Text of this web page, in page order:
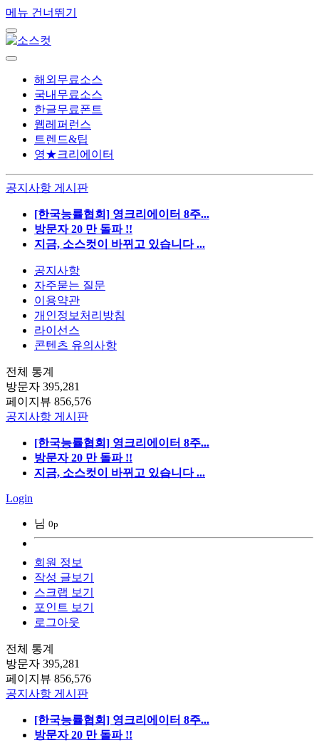
메뉴 건너뛰기
해외무료소스
국내무료소스
한글무료폰트
웹레퍼런스
트렌드&팁
영★크리에이터
공지사항 게시판
[한국능률협회] 영크리에이터 8주...
방문자 20 만 돌파 !!
지금, 소스컷이 바뀌고 있습니다 ...
공지사항
자주묻는 질문
이용약관
개인정보처리방침
라이선스
콘텐츠 유의사항
전체 통계
방문자 395,281
페이지뷰 856,576
공지사항 게시판
[한국능률협회] 영크리에이터 8주...
방문자 20 만 돌파 !!
지금, 소스컷이 바뀌고 있습니다 ...
Login
님 0p
회원 정보
작성 글보기
스크랩 보기
포인트 보기
로그아웃
전체 통계
방문자 395,281
페이지뷰 856,576
공지사항 게시판
[한국능률협회] 영크리에이터 8주...
방문자 20 만 돌파 !!